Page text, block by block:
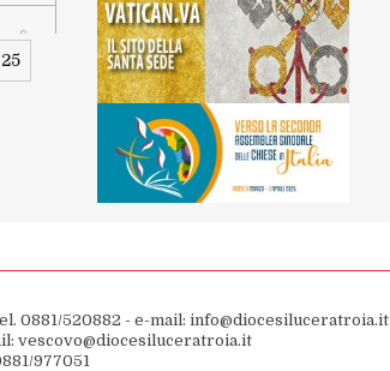
6
0881/520882 - e-mail: info@diocesiluceratroia.it
vescovo@diocesiluceratroia.it
977051